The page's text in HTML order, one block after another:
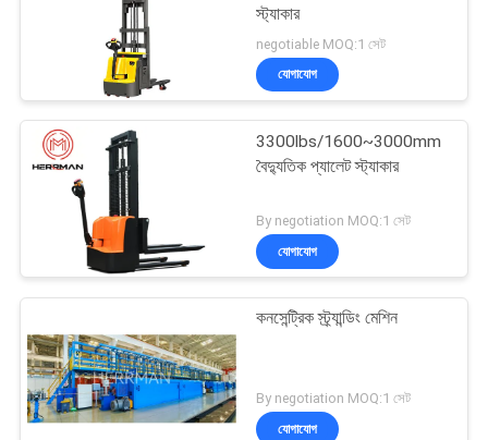
কেবল টেস্টিং মেশিন
তারের কেবল নিহত
স্ট্যাকার
negotiable MOQ:1 সেট
যোগাযোগ
3300lbs/1600~3000mm
বৈদ্যুতিক প্যালেট স্ট্যাকার
By negotiation MOQ:1 সেট
যোগাযোগ
কনসেন্ট্রিক স্ট্র্যান্ডিং মেশিন
By negotiation MOQ:1 সেট
যোগাযোগ